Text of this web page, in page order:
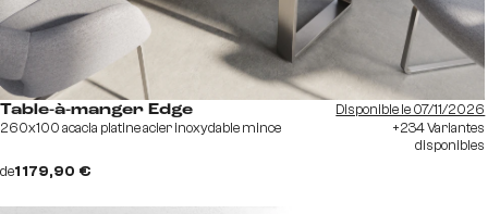
Table-à-manger Edge
260x100 acacia platine acier inoxydable mince
de1 179,90 €
Disponible le 07/11/2026
+234 Variantes
disponibles